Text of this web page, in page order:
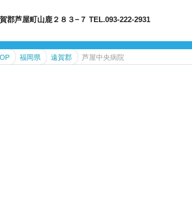
郡芦屋町山鹿２８３−７ TEL.093-222-2931
福岡県 遠賀郡 芦屋中央病院